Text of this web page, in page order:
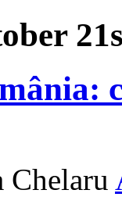
Chelaru